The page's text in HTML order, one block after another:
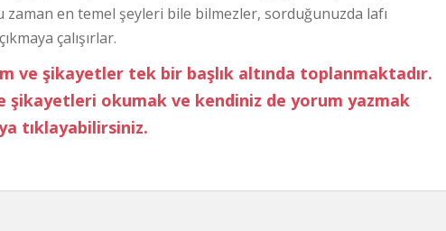
zaman en temel şeyleri bile bilmezler, sorduğunuzda lafı
çalışırlar.
ve şikayetler tek bir başlık altında toplanmaktadır.
şikayetleri okumak ve kendiniz de yorum yazmak
tıklayabilirsiniz.